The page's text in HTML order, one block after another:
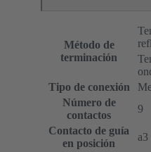
Método de
terminación
Tipo de conexión
Número de
contactos
9
Contacto de guía
en posición
a3